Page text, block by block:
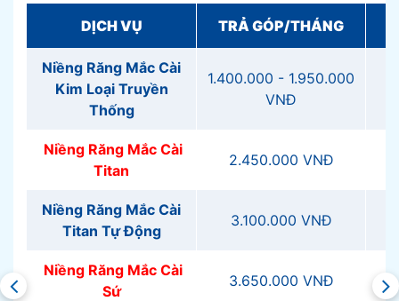
DỊCH VỤ TRẢ GÓP/THÁNG
Niềng Răng Mắc Cài
Kim Loại Truyền
Thống
1.400.000 - 1.950.000
VNĐ
Niềng Răng Mắc Cài
Titan
2.450.000 VNĐ
Niềng Răng Mắc Cài
Titan Tự Động
3.100.000 VNĐ
Niềng Răng Mắc Cài
Sứ
3.650.000 VNĐ